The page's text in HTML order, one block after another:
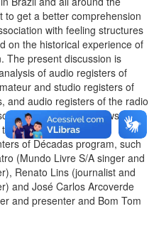
to get a better comprehension
with feeling structures
on the historical experience of
The present discussion is
of audio registers of
and studio registers of
and audio registers of the radio
use particular interviews done
bands and the
of Décadas program, such
(Mundo Livre S/A singer and
Renato Lins (journalist and
and José Carlos Arcoverde
and presenter and Bom Tom